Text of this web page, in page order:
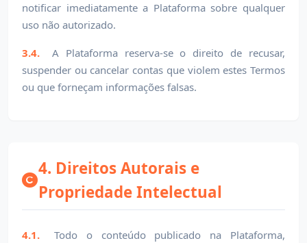
notificar imediatamente a Plataforma sobre qualquer
uso não autorizado.
3.4.
A Plataforma reserva-se o direito de recusar,
suspender ou cancelar contas que violem estes Termos
ou que forneçam informações falsas.
4. Direitos Autorais e
Propriedade Intelectual
4.1.
Todo o conteúdo publicado na Plataforma,